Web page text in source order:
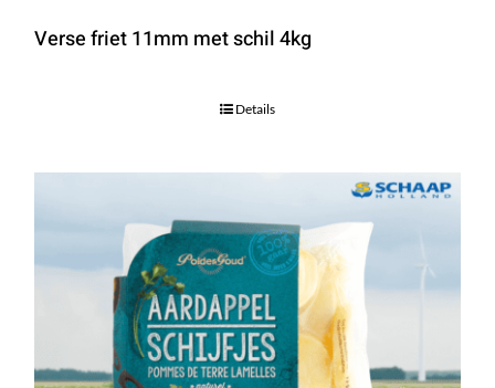
Verse friet 11mm met schil 4kg
Details